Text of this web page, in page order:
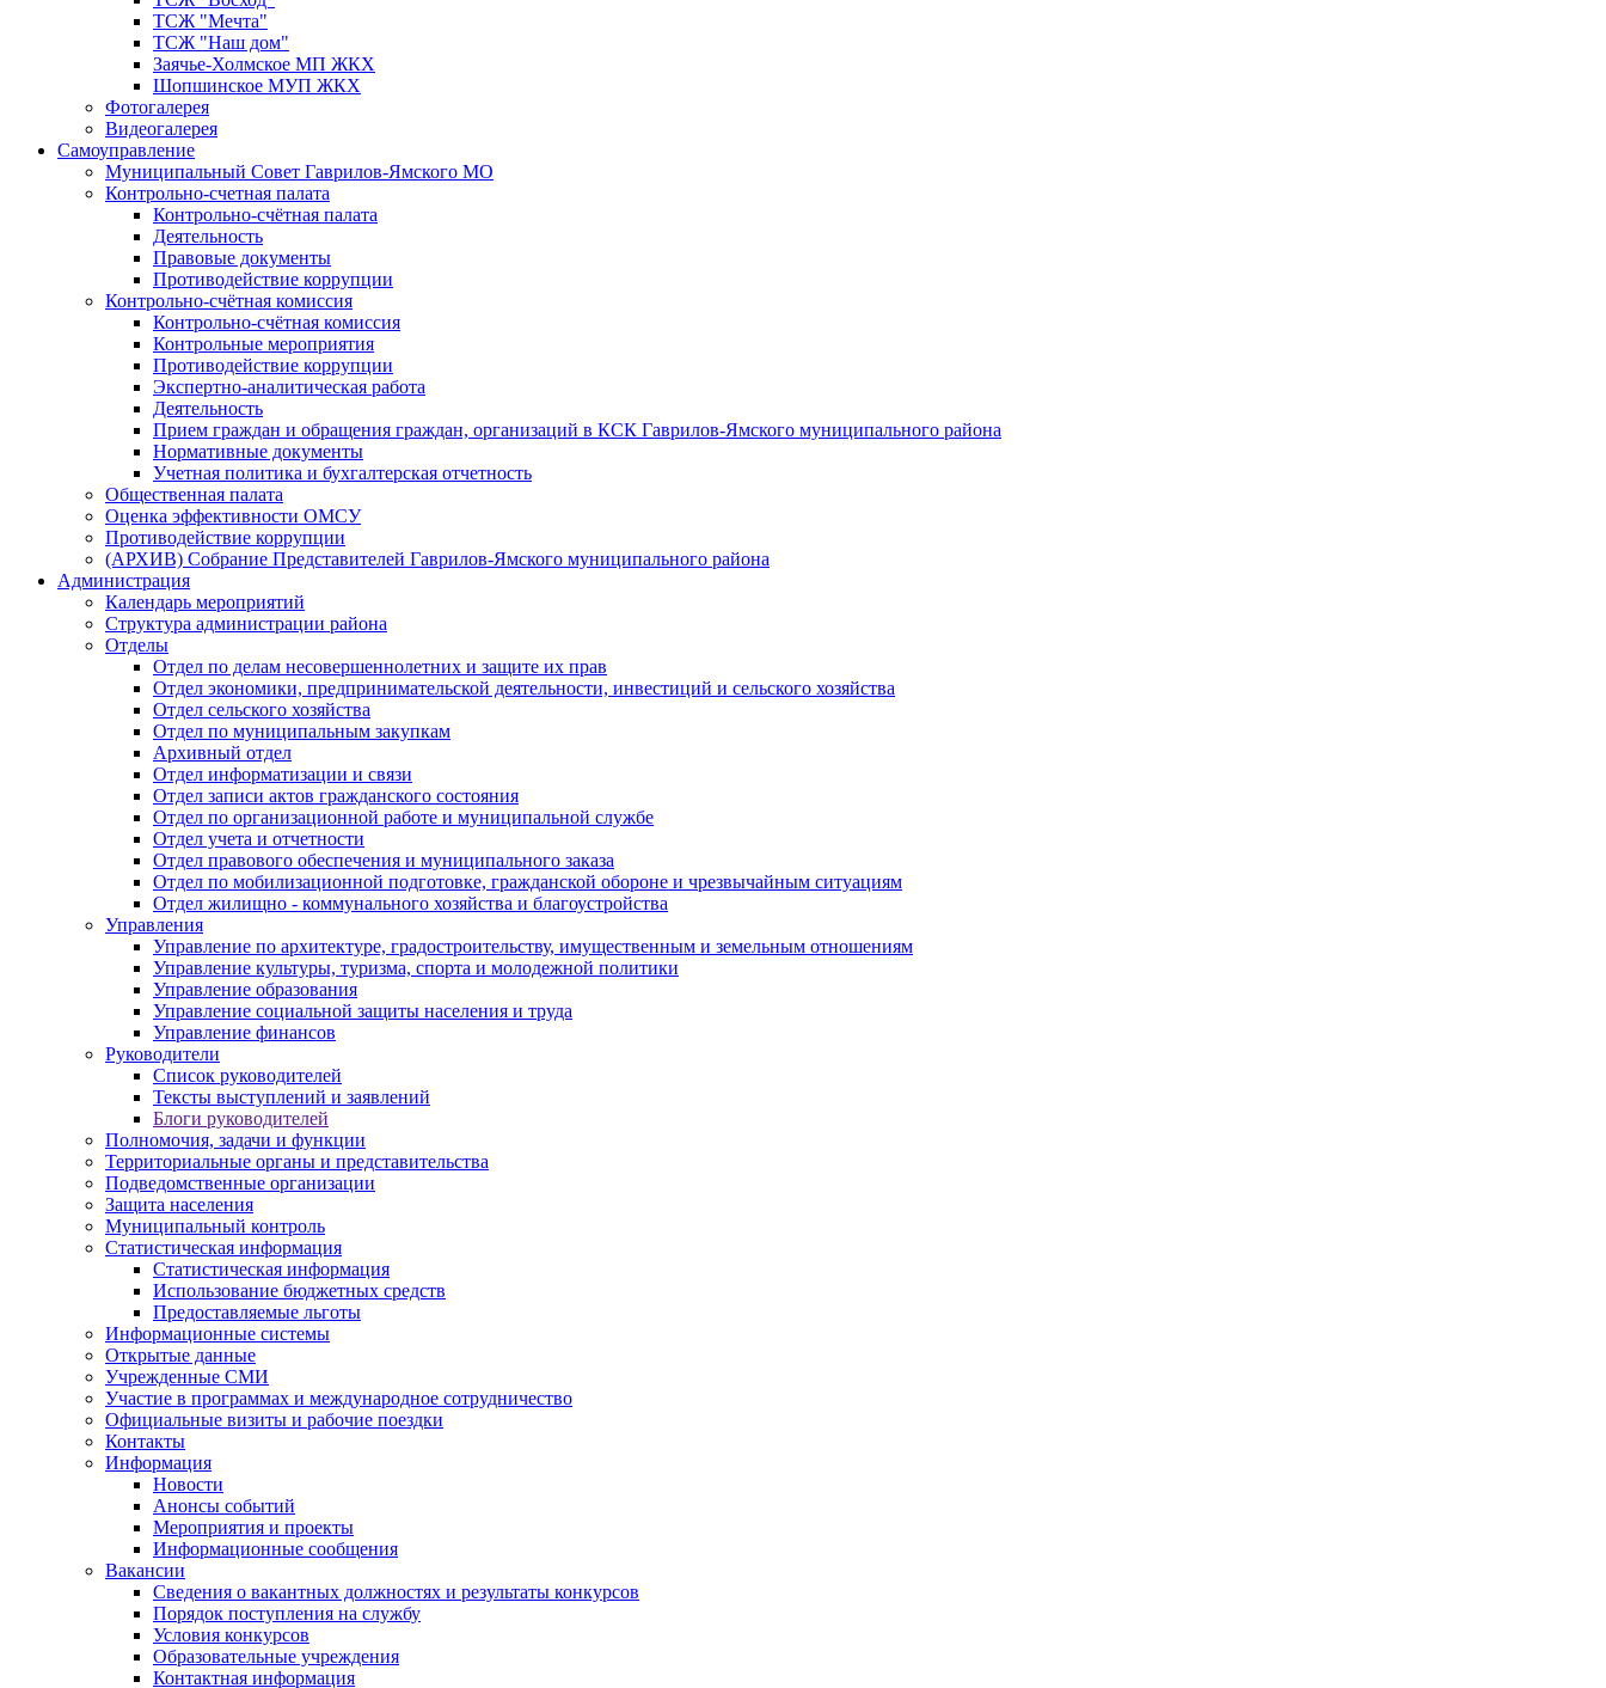
ТСЖ "Мечта"
ТСЖ "Наш дом"
Заячье-Холмское МП ЖКХ
Шопшинское МУП ЖКХ
Фотогалерея
Видеогалерея
Самоуправление
Муниципальный Совет Гаврилов-Ямского МО
Контрольно-счетная палата
Контрольно-счётная палата
Деятельность
Правовые документы
Противодействие коррупции
Контрольно-счётная комиссия
Контрольно-счётная комиссия
Контрольные мероприятия
Противодействие коррупции
Экспертно-аналитическая работа
Деятельность
Прием граждан и обращения граждан, организаций в КСК Гаврилов-Ямского муниципального района
Нормативные документы
Учетная политика и бухгалтерская отчетность
Общественная палата
Оценка эффективности ОМСУ
Противодействие коррупции
(АРХИВ) Собрание Представителей Гаврилов-Ямского муниципального района
Администрация
Календарь мероприятий
Структура администрации района
Отделы
Отдел по делам несовершеннолетних и защите их прав
Отдел экономики, предпринимательской деятельности, инвестиций и сельского хозяйства
Отдел сельского хозяйства
Отдел по муниципальным закупкам
Архивный отдел
Отдел информатизации и связи
Отдел записи актов гражданского состояния
Отдел по организационной работе и муниципальной службе
Отдел учета и отчетности
Отдел правового обеспечения и муниципального заказа
Отдел по мобилизационной подготовке, гражданской обороне и чрезвычайным ситуациям
Отдел жилищно - коммунального хозяйства и благоустройства
Управления
Управление по архитектуре, градостроительству, имущественным и земельным отношениям
Управление культуры, туризма, спорта и молодежной политики
Управление образования
Управление социальной защиты населения и труда
Управление финансов
Руководители
Список руководителей
Тексты выступлений и заявлений
Блоги руководителей
Полномочия, задачи и функции
Территориальные органы и представительства
Подведомственные организации
Защита населения
Муниципальный контроль
Статистическая информация
Статистическая информация
Использование бюджетных средств
Предоставляемые льготы
Информационные системы
Открытые данные
Учрежденные СМИ
Участие в программах и международное сотрудничество
Официальные визиты и рабочие поездки
Контакты
Информация
Новости
Анонсы событий
Мероприятия и проекты
Информационные сообщения
Вакансии
Сведения о вакантных должностях и результаты конкурсов
Порядок поступления на службу
Условия конкурсов
Образовательные учреждения
Контактная информация